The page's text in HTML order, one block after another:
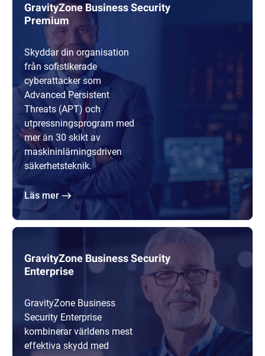
GravityZone Business Security
Premium
Skyddar din organisation
från sofistikerade
cyberattacker som
Advanced Persistent
Threats (APT) och
utpressningsprogram med
mer än 30 skikt av
maskininlärningsdriven
säkerhetsteknik.
Läs mer
GravityZone Business Security
Enterprise
GravityZone Business
Security Enterprise
kombinerar världens mest
effektiva skydd med